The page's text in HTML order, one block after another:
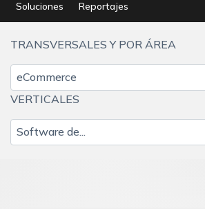
Soluciones Reportajes
TRANSVERSALES Y POR ÁREA
eCommerce
VERTICALES
Software de...